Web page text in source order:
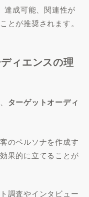
達成可能、関連性が
とが推奨されます。
ィエンスの理
ターゲットオーディ
のペルソナを作成す
果的に立てることが
調査やインタビュー